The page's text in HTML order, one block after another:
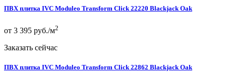
ПВХ плитка IVC Moduleo Transform Click 22220 Blackjack Oak
от 3 395 руб./м2
Заказать сейчас
ПВХ плитка IVC Moduleo Transform Click 22862 Blackjack Oak